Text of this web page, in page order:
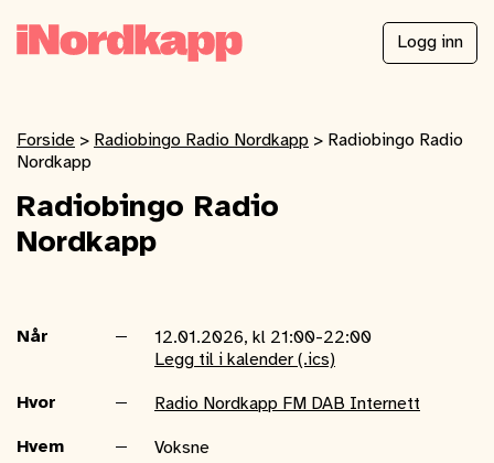
Logg inn
Forside > Radiobingo Radio Nordkapp > Radiobingo Radio
Nordkapp
Radiobingo Radio
Nordkapp
Når
12.01.2026, kl 21:00-22:00
Legg til i kalender (.ics)
Hvor Radio Nordkapp FM DAB Internett
Hvem Voksne